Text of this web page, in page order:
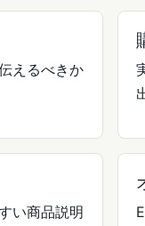
えるべきか
い商品説明